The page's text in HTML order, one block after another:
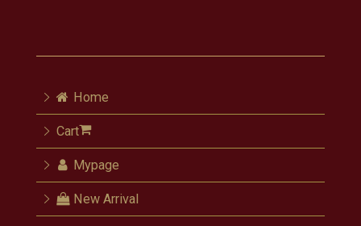
Home
Cart
Mypage
New Arrival